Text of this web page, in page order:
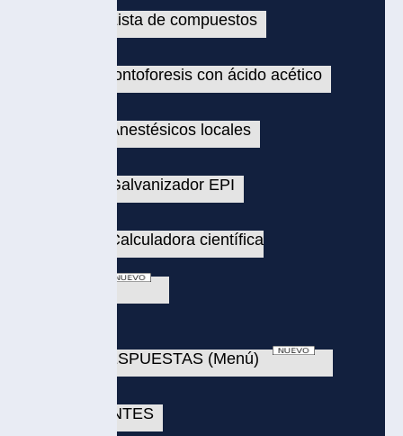
de compuestos
con ácido acético
locales
EPI
científica
(Menú)